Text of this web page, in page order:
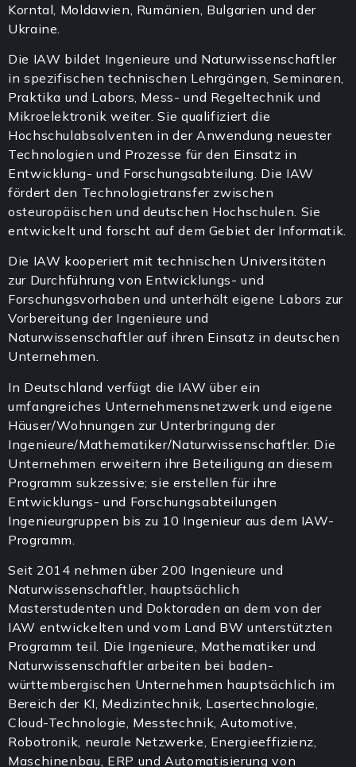
Korntal, Moldawien, Rumänien, Bulgarien und der
Ukraine.
Die IAW bildet Ingenieure und Naturwissenschaftler
in spezifischen technischen Lehrgängen, Seminaren,
Praktika und Labors, Mess- und Regeltechnik und
Mikroelektronik weiter. Sie qualifiziert die
Hochschulabsolventen in der Anwendung neuester
Technologien und Prozesse für den Einsatz in
Entwicklung- und Forschungsabteilung. Die IAW
fördert den Technologietransfer zwischen
osteuropäischen und deutschen Hochschulen. Sie
entwickelt und forscht auf dem Gebiet der Informatik.
Die IAW kooperiert mit technischen Universitäten
zur Durchführung von Entwicklungs- und
Forschungsvorhaben und unterhält eigene Labors zur
Vorbereitung der Ingenieure und
Naturwissenschaftler auf ihren Einsatz in deutschen
Unternehmen.
In Deutschland verfügt die IAW über ein
umfangreiches Unternehmensnetzwerk und eigene
Häuser/Wohnungen zur Unterbringung der
Ingenieure/Mathematiker/Naturwissenschaftler. Die
Unternehmen erweitern ihre Beteiligung an diesem
Programm sukzessive; sie erstellen für ihre
Entwicklungs- und Forschungsabteilungen
Ingenieurgruppen bis zu 10 Ingenieur aus dem IAW-
Programm.
Seit 2014 nehmen über 200 Ingenieure und
Naturwissenschaftler, hauptsächlich
Masterstudenten und Doktoraden an dem von der
IAW entwickelten und vom Land BW unterstützten
Programm teil. Die Ingenieure, Mathematiker und
Naturwissenschaftler arbeiten bei baden-
württembergischen Unternehmen hauptsächlich im
Bereich der KI, Medizintechnik, Lasertechnologie,
Cloud-Technologie, Messtechnik, Automotive,
Robotronik, neurale Netzwerke, Energieeffizienz,
Maschinenbau, ERP und Automatisierung von